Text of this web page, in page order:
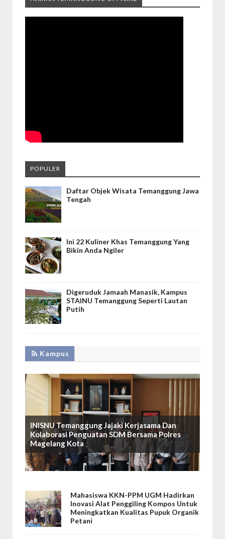
POPULER
Daftar Objek Wisata Temanggung Jawa
Tengah
Ini 22 Kuliner Khas Temanggung Yang
Bikin Anda Ngiler
Digeruduk Jamaah Manasik, Kampus
STAINU Temanggung Seperti Lautan
Putih
Kampus
INISNU Temanggung Jajaki Kerjasama Dan
Kolaborasi Penguatan SDM Bersama Polres
Magelang Kota
Mahasiswa KKN-PPM UGM Hadirkan
Inovasi Alat Penggiling Kompos Untuk
Meningkatkan Kualitas Pupuk Organik
Petani